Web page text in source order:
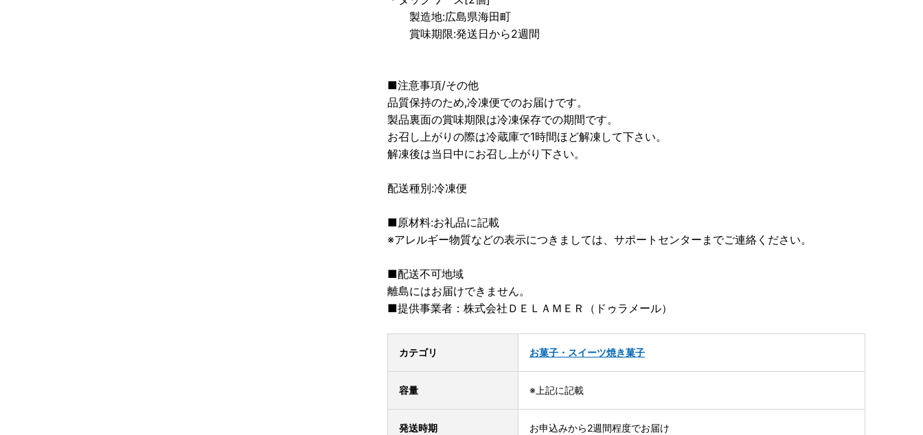
製造地:広島県海田町
賞味期限:発送日から2週間
■注意事項/その他
品質保持のため,冷凍便でのお届けです。
製品裏面の賞味期限は冷凍保存での期間です。
お召し上がりの際は冷蔵庫で1時間ほど解凍して下さい。
解凍後は当日中にお召し上がり下さい。
配送種別:冷凍便
■原材料:お礼品に記載
※アレルギー物質などの表示につきましては、サポートセンターまでご連絡ください。
■配送不可地域
離島にはお届けできません。
■提供事業者：株式会社ＤＥＬＡＭＥＲ（ドゥラメール）
カテゴリ お菓子・スイーツ焼き菓子
容量 ※上記に記載
発送時期 お申込みから2週間程度でお届け